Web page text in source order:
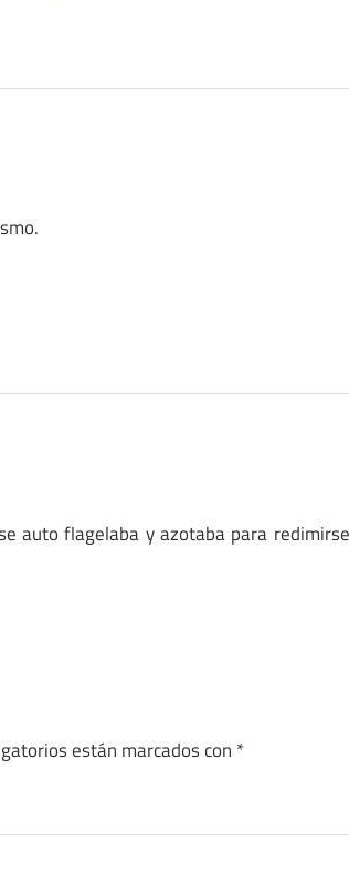
auto flagelaba y azotaba para redimirse
están marcados con *